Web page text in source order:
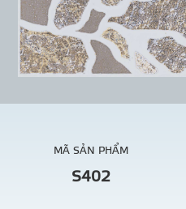
MÃ SẢN PHẨM
S402